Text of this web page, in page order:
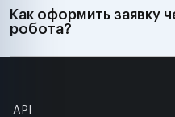
Как оформить заявку
робота?
API